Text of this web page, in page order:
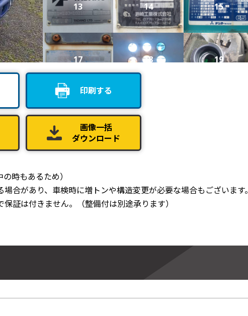
13 14 15
17 18 19
21
印刷する
画像一括
ダウンロード
時もあるため）
合があり、車検時に増トンや構造変更が必要な場合もございます。
証は付きません。（整備付は別途承ります）